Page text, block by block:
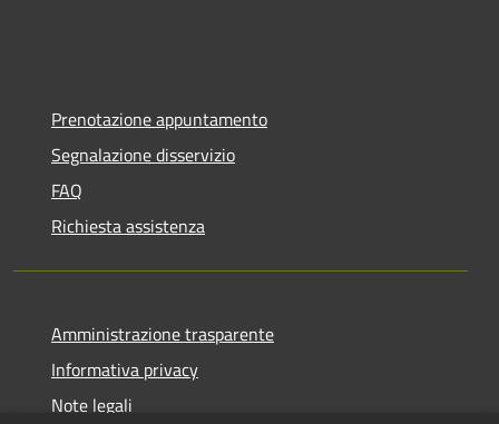
Prenotazione appuntamento
Segnalazione disservizio
FAQ
Richiesta assistenza
Amministrazione trasparente
Informativa privacy
Note legali